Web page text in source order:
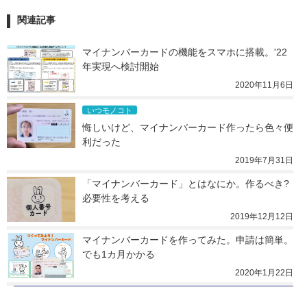
関連記事
マイナンバーカードの機能をスマホに搭載。'22
年実現へ検討開始
2020年11月6日
いつモノコト
悔しいけど、マイナンバーカード作ったら色々便
利だった
2019年7月31日
「マイナンバーカード」とはなにか。作るべき?
必要性を考える
2019年12月12日
マイナンバーカードを作ってみた。申請は簡単。
でも1カ月かかる
2020年1月22日